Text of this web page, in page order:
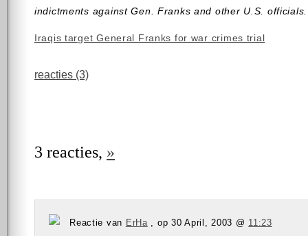
indictments against Gen. Franks and other U.S. officials.
Iraqis target General Franks for war crimes trial
reacties (3)
3 reacties, »
Reactie van ErHa , op 30 April, 2003 @ 11:23